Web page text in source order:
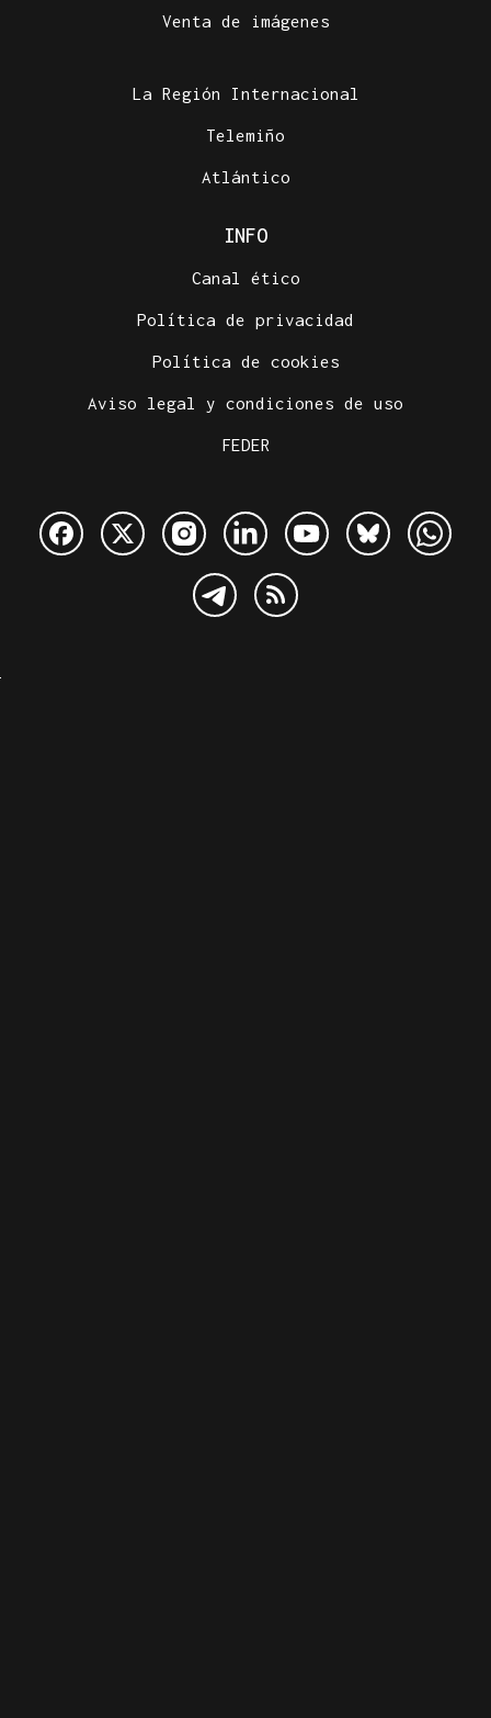
Venta de imágenes
La Región Internacional
Telemiño
Atlántico
INFO
Canal ético
Política de privacidad
Política de cookies
Aviso legal y condiciones de uso
FEDER